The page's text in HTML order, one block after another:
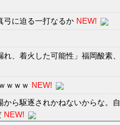
弓に迫る一打なるか NEW!
、着火した可能性」福岡酸素、
ｗｗｗ NEW!
ら駆逐されかねないからな。自
NEW!